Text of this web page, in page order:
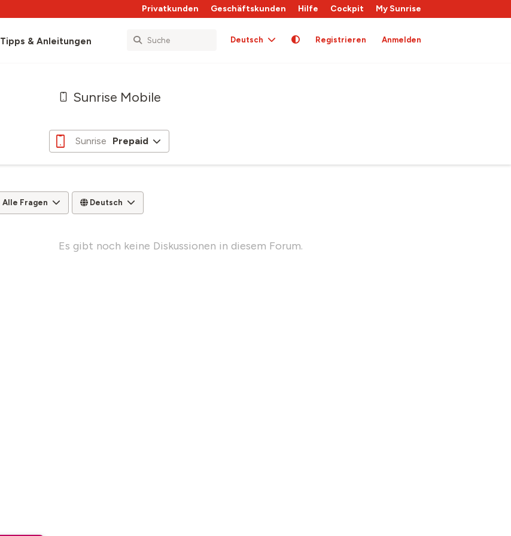
Privatkunden Geschäftskunden Hilfe Cockpit My Sunrise
Tipps & Anleitungen Deutsch Registrieren Anmelden
Sunrise Mobile
Sunrise Prepaid
Alle Fragen Deutsch
Es gibt noch keine Diskussionen in diesem Forum.